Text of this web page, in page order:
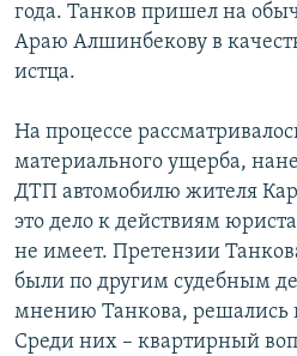
года. Танков пришел на
Араю Алшинбекову в
истца.
На процессе
материального ущерба,
ДТП автомобилю жителя
это дело к действиям
не имеет. Претензии
были по другим судебным
мнению Танкова, решались
Среди них – квартирный